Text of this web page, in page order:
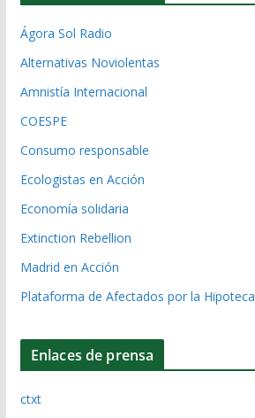
Ágora Sol Radio
Alternativas Noviolentas
Amnistía Internacional
COESPE
Consumo responsable
Ecologistas en Acción
Economía solidaria
Extinction Rebellion
Madrid en Acción
Plataforma de Afectados por la Hipoteca
Enlaces de prensa
ctxt